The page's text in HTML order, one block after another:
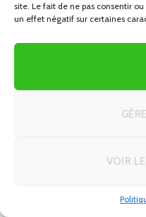
site. Le fait de ne pas consentir
un effet négatif sur certaines
VOIR
bande-